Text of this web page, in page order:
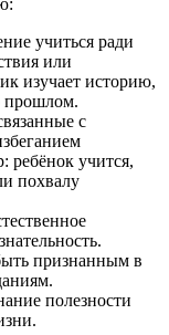
учиться ради
или
изучает историю,
прошлом.
с
ребёнок учится,
похвалу
признанным в
полезности